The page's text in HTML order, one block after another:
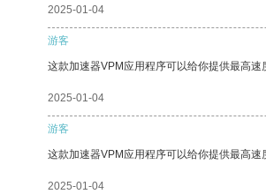
2025-01-04
游客
这款加速器VPM应用程序可以给你提供最高速
2025-01-04
游客
这款加速器VPM应用程序可以给你提供最高速
2025-01-04